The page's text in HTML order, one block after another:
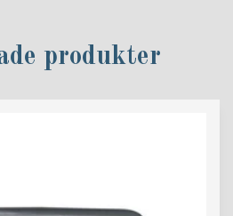
produkter